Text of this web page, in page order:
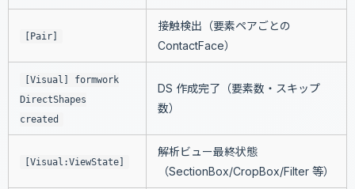
[Pair]
接触検出（要素ペアごとの
ContactFace）
[Visual] formwork
DirectShapes
created
DS 作成完了（要素数・スキップ
数）
[Visual:ViewState]
解析ビュー最終状態
（SectionBox/CropBox/Filter 等）